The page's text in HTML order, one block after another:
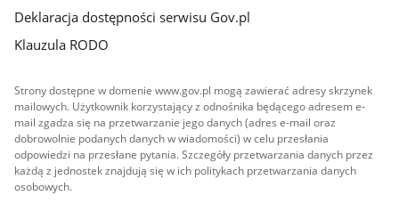
Deklaracja dostępności serwisu Gov.pl
Klauzula RODO
Strony dostępne w domenie www.gov.pl mogą zawierać adresy skrzynek
mailowych. Użytkownik korzystający z odnośnika będącego adresem e-
mail zgadza się na przetwarzanie jego danych (adres e-mail oraz
dobrowolnie podanych danych w wiadomości) w celu przesłania
odpowiedzi na przesłane pytania. Szczegóły przetwarzania danych przez
każdą z jednostek znajdują się w ich politykach przetwarzania danych
osobowych.